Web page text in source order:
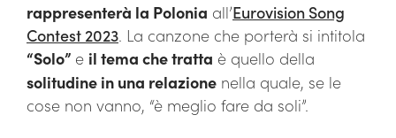
rappresenterà la Polonia all’Eurovision Song
Contest 2023. La canzone che porterà si intitola
“Solo” e il tema che tratta è quello della
solitudine in una relazione nella quale, se le
cose non vanno, “è meglio fare da soli”.